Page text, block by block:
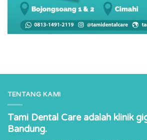
TENTANG KAMI
Tami Dental Care adalah klinik
Bandung.